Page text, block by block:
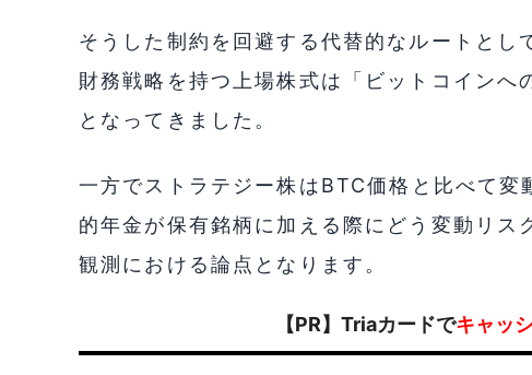
そうした制約を回避する代替的なルートとし
財務戦略を持つ上場株式は「ビットコインへ
となってきました。
一方でストラテジー株はBTC価格と比べて変
的年金が保有銘柄に加える際にどう変動リス
観測における論点となります。
【PR】Triaカードでキャッ